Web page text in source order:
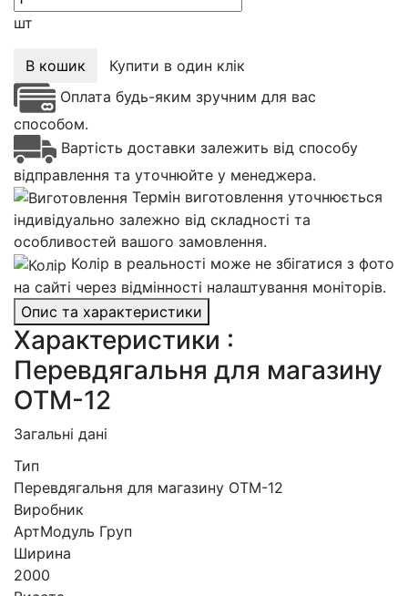
шт
В кошик
Купити в один клік
Оплата будь-яким зручним для вас
способом.
Вартість доставки залежить від способу
відправлення та уточнюйте у менеджера.
Термін виготовлення уточнюється
індивідуально залежно від складності та
особливостей вашого замовлення.
Колір в реальності може не збігатися з фото
на сайті через відмінності налаштування моніторів.
Опис та характеристики
Характеристики :
Перевдягальня для магазину
ОТМ-12
Загальні дані
Тип
Перевдягальня для магазину ОТМ-12
Виробник
АртМодуль Груп
Ширина
2000